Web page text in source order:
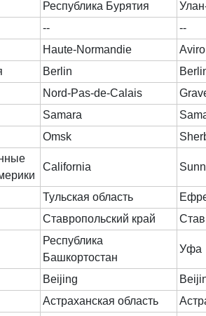
Республика Бурятия
--
--
Haute-Normandie
Berlin
Nord-Pas-de-Calais
Samara
Omsk
California
Тульская область
Ставропольский край
Республика
Башкортостан
Уфа
Beijing
Астраханская область